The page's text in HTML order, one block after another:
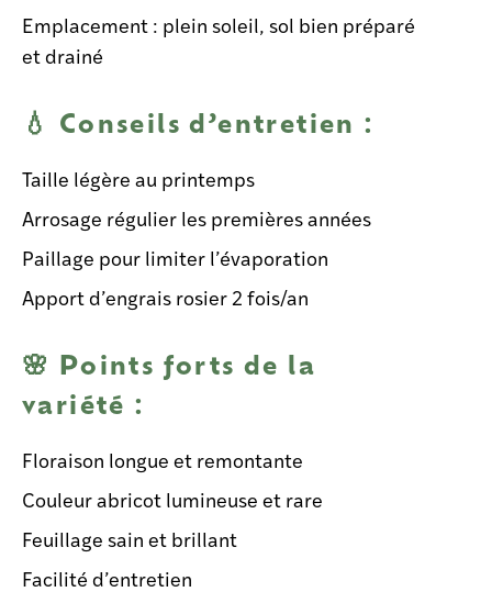
Emplacement : plein soleil, sol bien préparé
et drainé
💧 Conseils d’entretien :
Taille légère au printemps
Arrosage régulier les premières années
Paillage pour limiter l’évaporation
Apport d’engrais rosier 2 fois/an
🌸 Points forts de la
variété :
Floraison longue et remontante
Couleur abricot lumineuse et rare
Feuillage sain et brillant
Facilité d’entretien